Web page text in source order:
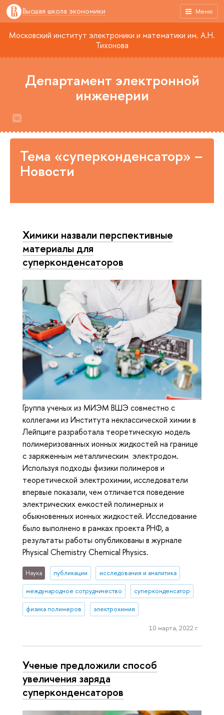
Меню
Высшая школа экономики
Московский институт электроники и математики им. А.Н.
Тихонова
Департамент электронной
инженерии
Тема «суперконденсатор» –
Новости
Химики назвали перспективные
материалы для
суперконденсаторов
Группа ученых из МИЭМ ВШЭ совместно с
коллегами из Института неклассической химии в
Лейпциге разработала теоретическую модель
полимеризованных ионных жидкостей на границе
с заряженным металлическим электродом.
Используя подходы физики полимеров и
теоретической электрохимии, исследователи
впервые показали, чем отличается поведение
электрических емкостей полимерных и
обыкновенных ионных жидкостей. Исследование
было выполнено в рамках проекта РНФ, а
результаты работы опубликованы в журнале
Physical Chemistry Chemical Physics.
Наука публикации исследования и аналитика
международное сотрудничество суперконденсатор
физика полимеров электрохимия
10 марта, 2022 г.
Ученые предложили способ
увеличения заряда
суперконденсаторов